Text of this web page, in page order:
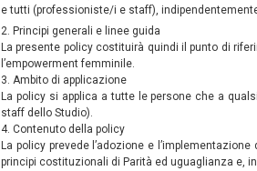
e tutti (professioniste/i e staff),
2. Principi generali e linee guida
La presente policy costituirà quindi il punto di
l’empowerment femminile.
3. Ambito di applicazione
La policy si applica a tutte le persone che a
staff dello Studio).
4. Contenuto della policy
La policy prevede l’adozione e
principi costituzionali di Parità ed uguaglianza e,